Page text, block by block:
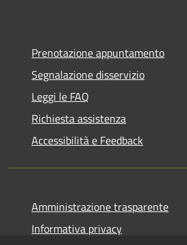
Prenotazione appuntamento
Segnalazione disservizio
Leggi le FAQ
Richiesta assistenza
Accessibilità e Feedback
Amministrazione trasparente
Informativa privacy